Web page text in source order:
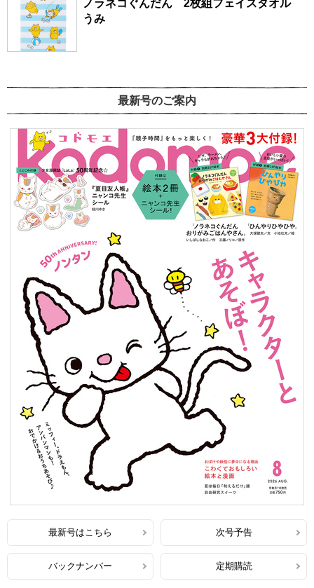
ノラネコぐんだん 2枚組フェイスタオル
うみ
最新号のご案内
最新号はこちら 次号予告
バックナンバー 定期購読